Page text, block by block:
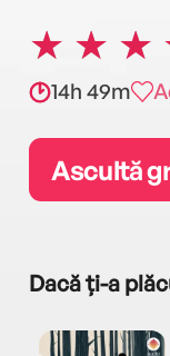
14h 49m
Ascultă
Dacă ți-a